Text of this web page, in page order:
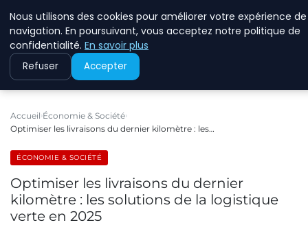
Accueil Économie & Société
Optimiser les livraisons du dernier kilomètre : les…
ÉCONOMIE & SOCIÉTÉ
Optimiser les livraisons du dernier
kilomètre : les solutions de la logistique
verte en 2025
Nous utilisons des cookies pour améliorer votre expérience de
navigation. En poursuivant, vous acceptez notre politique de
confidentialité. En savoir plus
Refuser Accepter